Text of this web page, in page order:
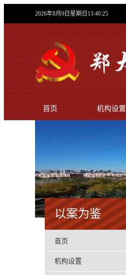
2026年8月9日星期日13:40:26
首页 机构设置
以案为鉴
首页
机构设置